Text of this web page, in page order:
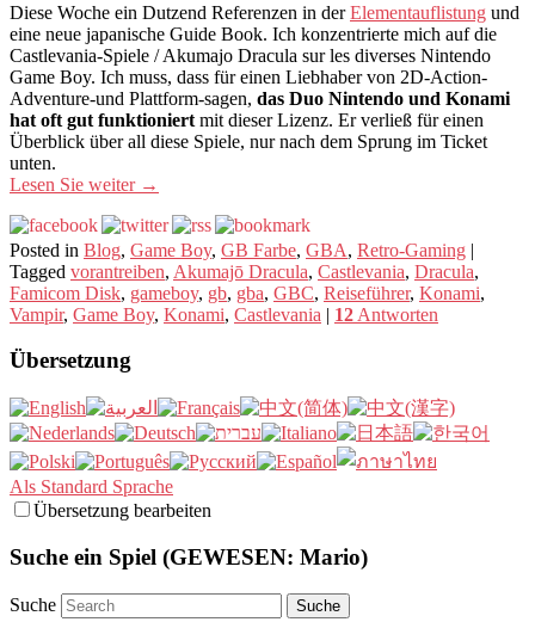
Diese Woche ein Dutzend Referenzen in derElementauflistung und
eine neue japanische Guide Book. Ich konzentrierte mich auf die
Castlevania-Spiele / Akumajo Dracula sur les diverses Nintendo
Game Boy. Ich muss, dass für einen Liebhaber von 2D-Action-
Adventure-und Plattform-sagen, das Duo Nintendo und Konami
hat oft gut funktioniert mit dieser Lizenz. Er verließ für einen
Überblick über all diese Spiele, nur nach dem Sprung im Ticket
unten.
Lesen Sie weiter →
Posted in Blog, Game Boy, GB Farbe, GBA, Retro-Gaming |
Tagged vorantreiben, Akumajō Dracula, Castlevania, Dracula,
Famicom Disk, gameboy, gb, gba, GBC, Reiseführer, Konami,
Vampir, Game Boy, Konami, Castlevania | 12 Antworten
Übersetzung
Als Standard Sprache
Übersetzung bearbeiten
Suche ein Spiel (GEWESEN: Mario)
Suche